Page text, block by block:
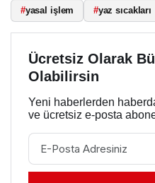
#yasal işlem #yaz sıcakları
Ücretsiz Olarak
Olabilirsin
Yeni haberlerden
ve ücretsiz e-posta